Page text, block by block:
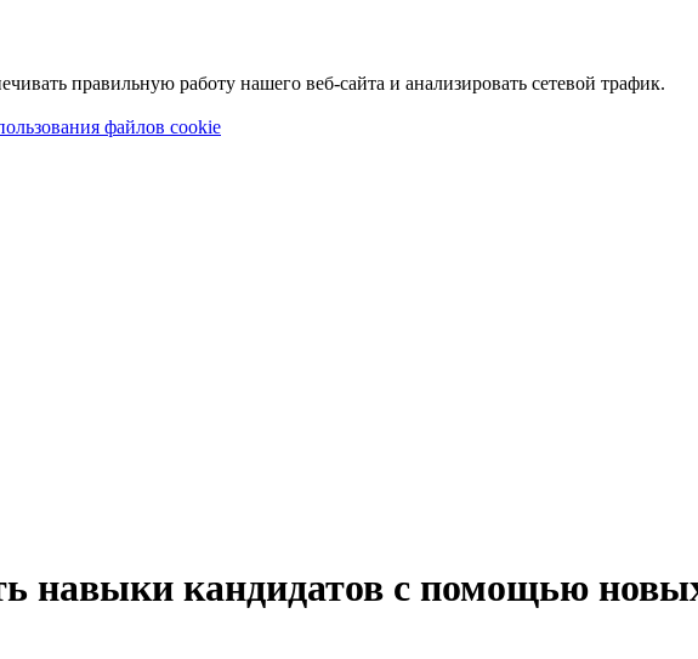
правильную работу нашего веб-сайта и анализировать сетевой трафик.
файлов cookie
навыки кандидатов с помощью